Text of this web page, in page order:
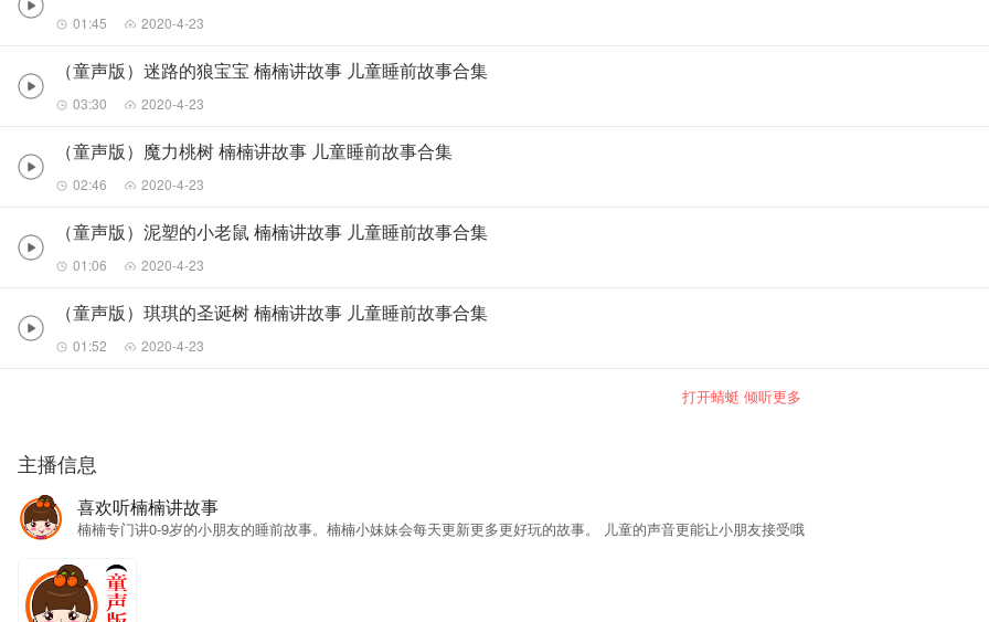
01:45 2020-4-23
（童声版）迷路的狼宝宝 楠楠讲故事 儿童睡前故事合集
03:30 2020-4-23
（童声版）魔力桃树 楠楠讲故事 儿童睡前故事合集
02:46 2020-4-23
（童声版）泥塑的小老鼠 楠楠讲故事 儿童睡前故事合集
01:06 2020-4-23
（童声版）琪琪的圣诞树 楠楠讲故事 儿童睡前故事合集
01:52 2020-4-23
打开蜻蜓 倾听更多
主播信息
喜欢听楠楠讲故事
楠楠专门讲0-9岁的小朋友的睡前故事。楠楠小妹妹会每天更新更多更好玩的故事。 儿童的声音更能让小朋友接受哦